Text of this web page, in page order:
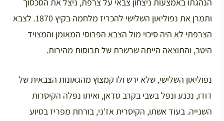
הנהגתו באמצעות ניצחון צבאי על צרפת, ניצל את הסכסוך
ותמרן את נפוליאון השלישי להכריז מלחמה בקיץ 1870. לצבא
הצרפתי לא היה סיכוי מול הצבא הפרוסי המאומן והמצויד
היטב, והתוצאה הייתה שרשרת של תבוסות מהירות.
נפוליאון השלישי, שלא ירש ולו קמצוץ מהגאונות הצבאית של
דודו, נכנע ונפל בשבי בקרב סדאן, ואיתו נפלה הקיסרות
השנייה. בעוד אשתו, הקיסרית אז’ני, בורחת מפריז בסיוע